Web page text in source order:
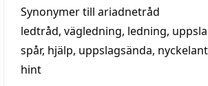
Synonymer till ariadnetråd
ledtråd, vägledning, ledning,
spår, hjälp, uppslagsända,
hint